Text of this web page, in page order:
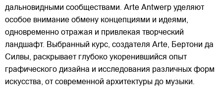
дальновидными сообществами. Arte Antwerp уделяют
особое внимание обмену концепциями и идеями,
одновременно отражая и привлекая творческий
ландшафт. Выбранный курс, создателя Arte, Бертони да
Силвы, раскрывает глубоко укоренившийся опыт
графического дизайна и исследования различных форм
искусства, от современной архитектуры до музыки.